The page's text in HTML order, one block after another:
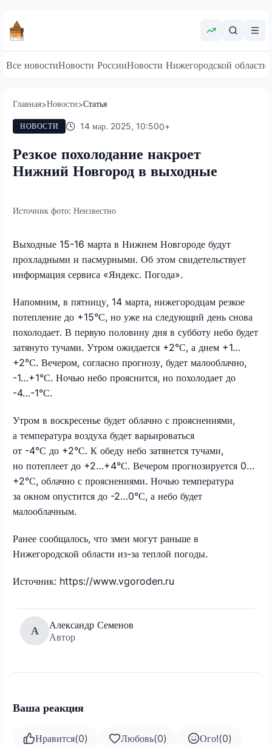
Все новостиНовости РоссииНовости Нижегородской области
Главная>Новости>Статья
НОВОСТИ 14 мар. 2025, 10:500+
Резкое похолодание накроет
Нижний Новгород в выходные
Источник фото: Неизвестно
Выходные 15-16 марта в Нижнем Новгороде будут
прохладными и пасмурными. Об этом свидетельствует
информация сервиса «Яндекс. Погода».
Напомним, в пятницу, 14 марта, нижегородцам резкое
потепление до +15°С, но уже на следующий день снова
похолодает. В первую половину дня в субботу небо будет
затянуто тучами. Утром ожидается +2°С, а днем +1…
+2°С. Вечером, согласно прогнозу, будет малооблачно,
-1…+1°С. Ночью небо прояснится, но похолодает до
-4…-1°С.
Утром в воскресенье будет облачно с прояснениями,
а температура воздуха будет варьироваться
от -4°С до +2°С. К обеду небо затянется тучами,
но потеплеет до +2…+4°С. Вечером прогнозируется 0…
+2°С, облачно с прояснениями. Ночью температура
за окном опустится до -2…0°С, а небо будет
малооблачным.
Ранее сообщалось, что змеи могут раньше в
Нижегородской области из-за теплой погоды.
Источник: https://www.vgoroden.ru
А
Александр Семенов
Автор
Ваша реакция
Нравится(0) Любовь(0) Ого!(0)